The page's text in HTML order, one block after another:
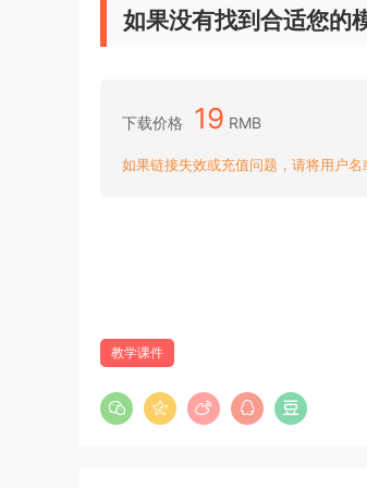
如果没有找到合适您的
下载价格 19 RMB
如果链接失效或充值问题，请将用户
教学课件